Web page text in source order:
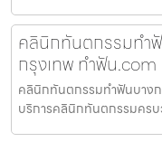
คลินิกทันตกรรมทำ
กรุงเทพ ทำฟัน.com
คลินิกทันตกรรมทำฟันบาง
บริการคลินิกทันตกรรมคร